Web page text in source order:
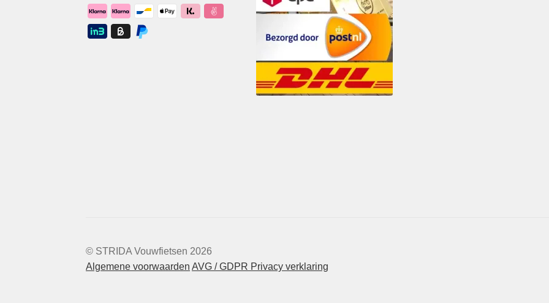
© STRIDA Vouwfietsen 2026
Algemene voorwaarden AVG / GDPR Privacy verklaring